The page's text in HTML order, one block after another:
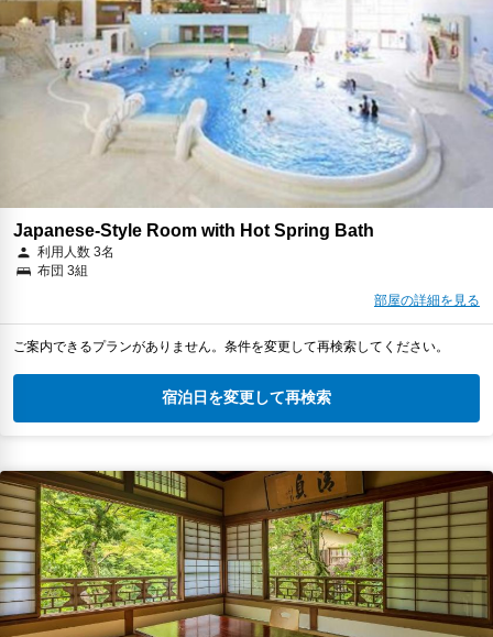
Japanese-Style Room with Hot Spring Bath
利用人数 3名
布団 3組
部屋の詳細を見る
ご案内できるプランがありません。条件を変更して再検索してください。
宿泊日を変更して再検索